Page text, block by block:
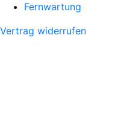
Fernwartung
Vertrag widerrufen